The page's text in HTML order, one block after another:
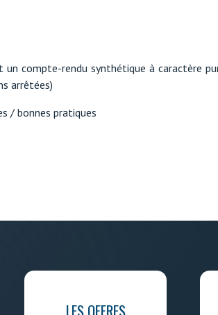
un compte-rendu synthétique à caractère
arrêtées)
/ bonnes pratiques
LES OFFRES